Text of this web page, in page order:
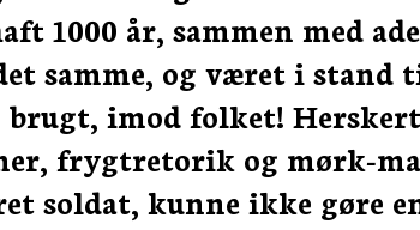
1000 år, sammen med
samme, og været i stand
imod folket!
frygtretorik og mørk-
soldat, kunne ikke gøre